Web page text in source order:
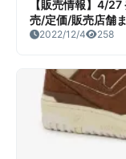
【販売情報】4/
売/定価/販売店舗
2022/12/4 258